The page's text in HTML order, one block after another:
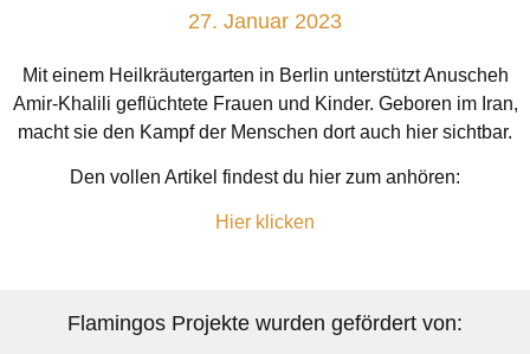
27. Januar 2023
Mit einem Heilkräutergarten in Berlin unterstützt Anuscheh
Amir-Khalili geflüchtete Frauen und Kinder. Geboren im Iran,
macht sie den Kampf der Menschen dort auch hier sichtbar.
Den vollen Artikel findest du hier zum anhören:
Hier klicken
Flamingos Projekte wurden gefördert von: